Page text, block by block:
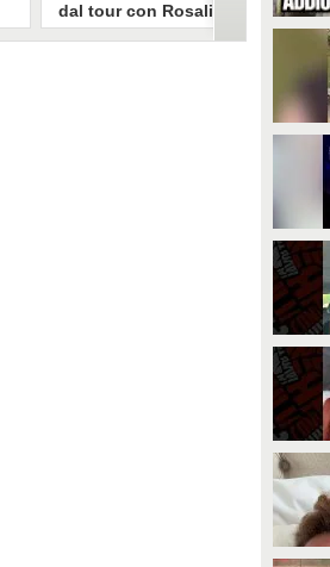
dal tour con Rosalia: "Non
sono stata bene, costretta
ballo di Rosalia, Giulia Stabile si è
lasciata andare a una confessione